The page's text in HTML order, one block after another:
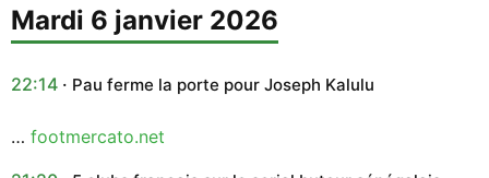
mardi 6 janvier 2026
22:14 Pau ferme la porte pour Joseph Kalulu
… footmercato.net